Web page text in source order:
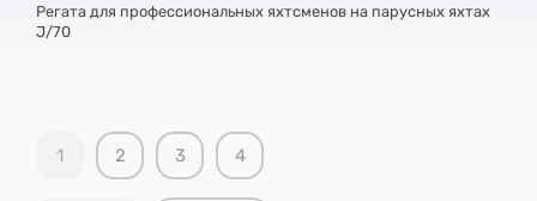
Регата для профессиональных яхтсменов на парусных яхтах
J/70
1 2 3 4